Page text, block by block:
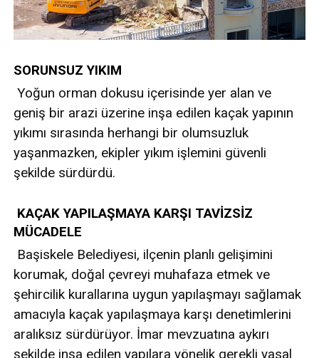
SORUNSUZ YIKIM
Yoğun orman dokusu içerisinde yer alan ve
geniş bir arazi üzerine inşa edilen kaçak yapının
yıkımı sırasında herhangi bir olumsuzluk
yaşanmazken, ekipler yıkım işlemini güvenli
şekilde sürdürdü.
KAÇAK YAPILAŞMAYA KARŞI TAVİZSİZ
MÜCADELE
Başiskele Belediyesi, ilçenin planlı gelişimini
korumak, doğal çevreyi muhafaza etmek ve
şehircilik kurallarına uygun yapılaşmayı sağlamak
amacıyla kaçak yapılaşmaya karşı denetimlerini
aralıksız sürdürüyor. İmar mevzuatına aykırı
şekilde inşa edilen yapılara yönelik gerekli yasal